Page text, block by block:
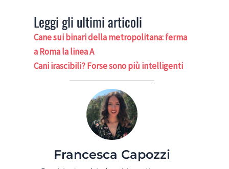
Leggi gli ultimi articoli
Cane sui binari della metropolitana: ferma
a Roma la linea A
Cani irascibili? Forse sono più intelligenti
Francesca Capozzi